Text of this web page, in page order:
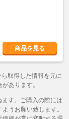
商品を見る
取得した情報を元に
あります。
す。ご購入の際には
うお願い致します。